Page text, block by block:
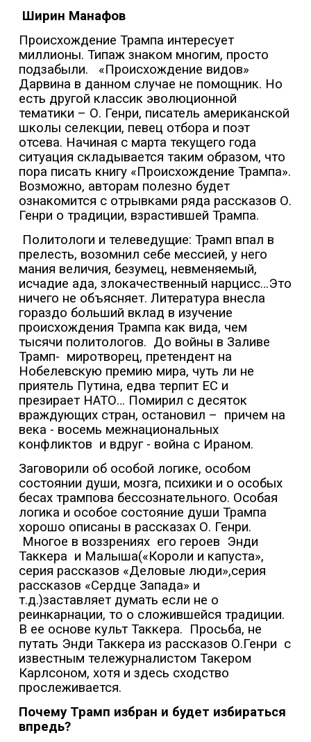
Ширин Манафов
Происхождение Трампа интересует
миллионы. Типаж знаком многим, просто
подзабыли.
«Происхождение видов»
Дарвина в данном случае не помощник. Но
есть другой классик эволюционной
тематики – О. Генри, писатель американской
школы селекции, певец отбора и поэт
отсева. Начиная с марта текущего года
ситуация складывается таким образом, что
пора писать книгу «Происхождение Трампа».
Возможно, авторам полезно будет
ознакомится с отрывками ряда рассказов О.
Генри о традиции, взрастившей Трампа.
Политологи и телеведущие: Трамп впал в
прелесть, возомнил себе мессией, у него
мания величия, безумец, невменяемый,
исчадие ада, злокачественный нарцисс…Это
ничего не объясняет. Литература внесла
гораздо больший вклад в изучение
происхождения Трампа как вида, чем
тысячи политологов. До войны в Заливе
Трамп- миротворец, претендент на
Нобелевскую премию мира, чуть ли не
приятель Путина, едва терпит ЕС и
презирает НАТО… Помирил с десяток
враждующих стран, остановил – причем на
века - восемь межнациональных
конфликтов и вдруг - война с Ираном.
Заговорили об особой логике, особом
состоянии души, мозга, психики и о особых
бесах трампова бессознательного. Особая
логика и особое состояние души Трампа
хорошо описаны в рассказах О. Генри.
Многое в воззрениях его героев Энди
Таккера и Малыша(«Короли и капуста»,
серия рассказов «Деловые люди»,серия
рассказов «Сердце Запада» и
т.д.)заставляет думать если не о
реинкарнации, то о сложившейся традиции.
В ее основе культ Таккера. Просьба, не
путать Энди Таккера из рассказов О.Генри с
известным тележурналистом Такером
Карлсоном, хотя и здесь сходство
прослеживается.
Почему Трамп избран и будет избираться
впредь?